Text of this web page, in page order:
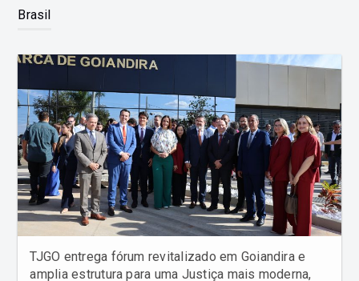
Brasil
TJGO entrega fórum revitalizado em Goiandira e
amplia estrutura para uma Justiça mais moderna,